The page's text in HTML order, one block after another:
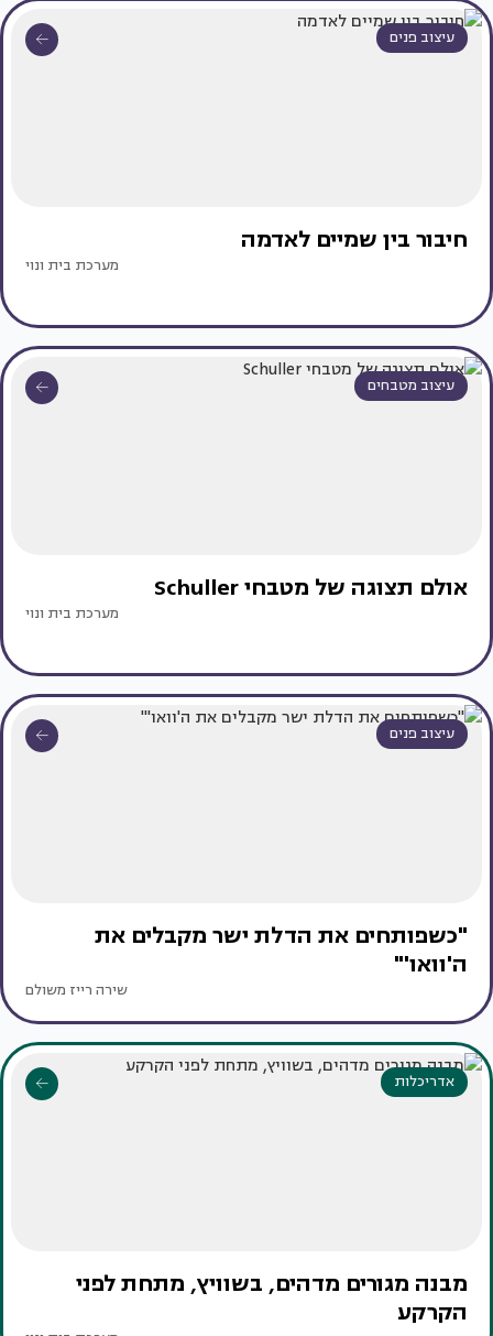
עיצוב פנים
חיבור בין שמיים לאדמה
מערכת בית ונוי
עיצוב מטבחים
אולם תצוגה של מטבחי Schuller
מערכת בית ונוי
עיצוב פנים
"כשפותחים את הדלת ישר מקבלים את
ה'וואו'"
שירה רייז משולם
אדריכלות
מבנה מגורים מדהים, בשוויץ, מתחת לפני
הקרקע